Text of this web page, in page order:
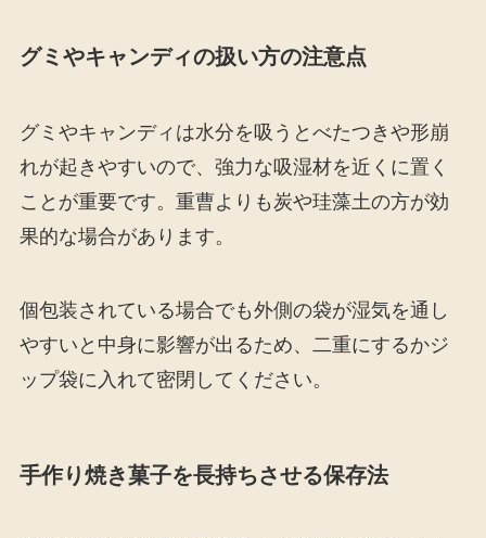
グミやキャンディの扱い方の注意点
グミやキャンディは水分を吸うとべたつきや形崩
れが起きやすいので、強力な吸湿材を近くに置く
ことが重要です。重曹よりも炭や珪藻土の方が効
果的な場合があります。
個包装されている場合でも外側の袋が湿気を通し
やすいと中身に影響が出るため、二重にするかジ
ップ袋に入れて密閉してください。
手作り焼き菓子を長持ちさせる保存法